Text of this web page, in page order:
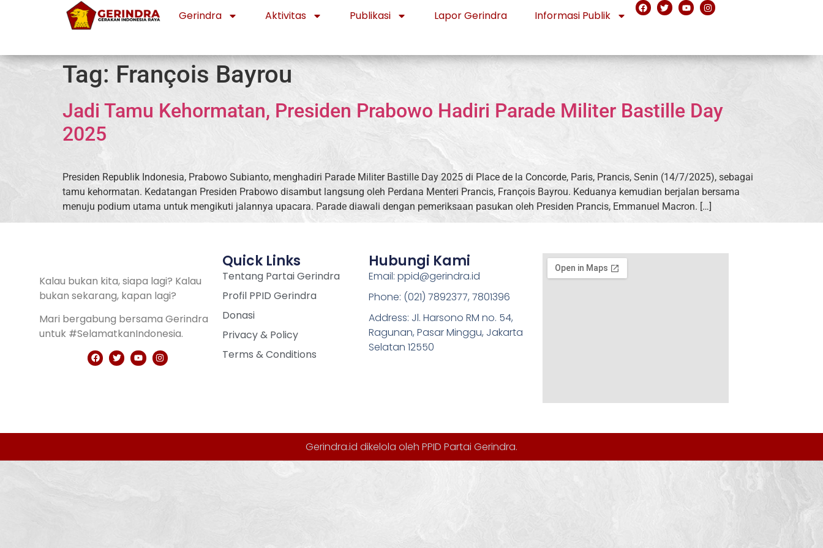
Gerindra Aktivitas Publikasi Lapor Gerindra Informasi Publik
Tag: François Bayrou
Jadi Tamu Kehormatan, Presiden Prabowo Hadiri Parade Militer Bastille Day
2025
Presiden Republik Indonesia, Prabowo Subianto, menghadiri Parade Militer Bastille Day 2025 di Place de la Concorde, Paris, Prancis, Senin (14/7/2025), sebagai
tamu kehormatan. Kedatangan Presiden Prabowo disambut langsung oleh Perdana Menteri Prancis, François Bayrou. Keduanya kemudian berjalan bersama
menuju podium utama untuk mengikuti jalannya upacara. Parade diawali dengan pemeriksaan pasukan oleh Presiden Prancis, Emmanuel Macron. […]
Kalau bukan kita, siapa lagi? Kalau
bukan sekarang, kapan lagi?
Mari bergabung bersama Gerindra
untuk #SelamatkanIndonesia.
Quick Links
Tentang Partai Gerindra
Profil PPID Gerindra
Donasi
Privacy & Policy
Terms & Conditions
Hubungi Kami
Email: ppid@gerindra.id
Phone: (021) 7892377, 7801396
Address: Jl. Harsono RM no. 54,
Ragunan, Pasar Minggu, Jakarta
Selatan 12550
Gerindra.id dikelola oleh PPID Partai Gerindra.